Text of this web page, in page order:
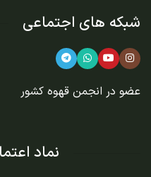
شبکه های اجتماعی
عضو در انجمن قهوه کشور
نماد